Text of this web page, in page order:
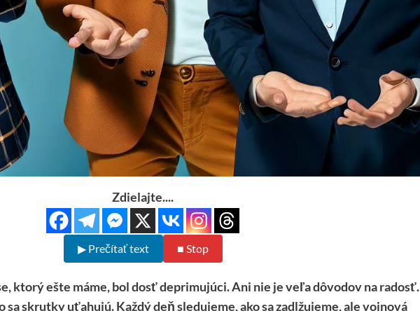
Zdielajte....
▶ Prečítať text ■ Stop
ktorý ešte máme, bol dosť deprimujúci. Ani nie je veľa dôvodov na radosť.
sa skrutky uťahujú. Každý deň sledujeme, ako sa zadlžujeme, ale vojnová